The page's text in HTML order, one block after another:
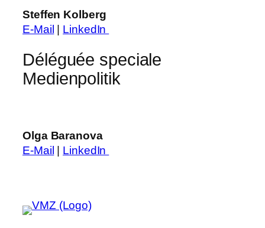
Steffen Kolberg
E-Mail | LinkedIn
Déléguée speciale
Medienpolitik
Olga Baranova
E-Mail | LinkedIn